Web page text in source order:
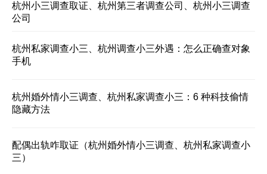
杭州小三调查取证、杭州第三者调查公司、杭州小三调查
公司
杭州私家调查小三、杭州调查小三外遇：怎么正确查对象
手机
杭州婚外情小三调查、杭州私家调查小三：6 种科技偷情
隐藏方法
配偶出轨咋取证（杭州婚外情小三调查、杭州私家调查小
三）